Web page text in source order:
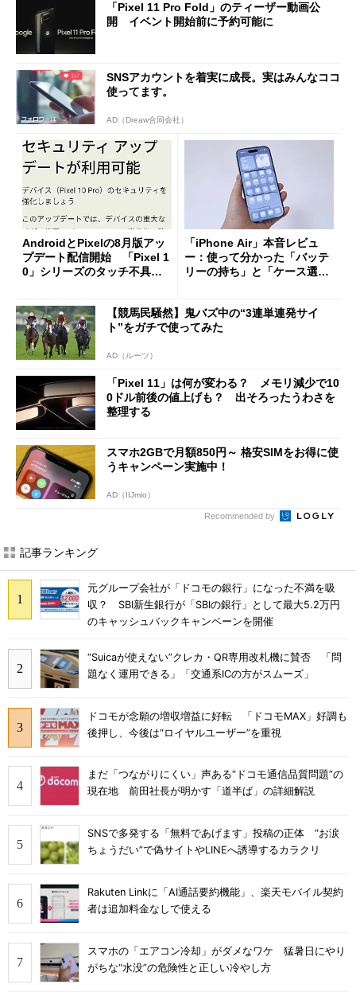
「Pixel 11 Pro Fold」のティーザー動画公
開 イベント開始前に予約可能に
SNSアカウントを着実に成長。実はみんなココ
使ってます。
AD（Dreaw合同会社）
AndroidとPixelの8月版アッ
プデート配信開始 「Pixel 1
0」シリーズのタッチ不具合
「iPhone Air」本音レビュ
ー：使って分かった「バッテ
リーの持ち」と「ケース選
【競馬民騒然】鬼バズ中の“3連単連発サイ
ト”をガチで使ってみた
AD（ルーツ）
「Pixel 11」は何が変わる？ メモリ減少で10
0ドル前後の値上げも？ 出そろったうわさを
整理する
スマホ2GBで月額850円～ 格安SIMをお得に使
うキャンペーン実施中！
AD（IIJmio）
Recommended by
記事ランキング
元グループ会社が「ドコモの銀行」になった不満を吸
収？ SBI新生銀行が「SBIの銀行」として最大5.2万円
のキャッシュバックキャンペーンを開催
“Suicaが使えない”クレカ・QR専用改札機に賛否 「問
題なく運用できる」「交通系ICの方がスムーズ」
ドコモが念願の増収増益に好転 「ドコモMAX」好調も
後押し、今後は“ロイヤルユーザー”を重視
まだ「つながりにくい」声ある“ドコモ通信品質問題”の
現在地 前田社長が明かす「道半ば」の詳細解説
SNSで多発する「無料であげます」投稿の正体 “お涙
ちょうだい”で偽サイトやLINEへ誘導するカラクリ
Rakuten Linkに「AI通話要約機能」、楽天モバイル契約
者は追加料金なしで使える
スマホの「エアコン冷却」がダメなワケ 猛暑日にやり
がちな“水没”の危険性と正しい冷やし方